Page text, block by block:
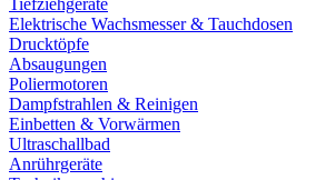
Tiefziehgeräte
Elektrische Wachsmesser & Tauchdosen
Drucktöpfe
Absaugungen
Poliermotoren
Dampfstrahlen & Reinigen
Einbetten & Vorwärmen
Ultraschallbad
Anrührgeräte